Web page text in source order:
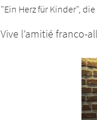
"Ein Herz für Kinder", die
Vive l’amitié franco-